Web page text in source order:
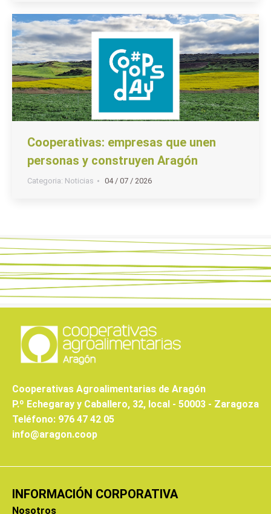
Cooperativas: empresas que unen
personas y construyen Aragón
Categoria: Noticias 04 / 07 / 2026
Cooperativas Agroalimentarias de Aragón
P.º Echegaray y Caballero, 32, local - 50003 - Zaragoza
Teléfono: 976 47 42 05
info@aragon.coop
INFORMACIÓN CORPORATIVA
Nosotros